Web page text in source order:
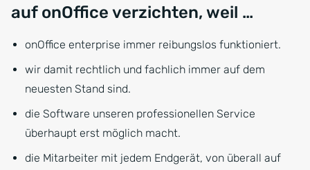
auf onOffice verzichten, weil …
onOffice enterprise immer reibungslos funktioniert.
wir damit rechtlich und fachlich immer auf dem
neuesten Stand sind.
die Software unseren professionellen Service
überhaupt erst möglich macht.
die Mitarbeiter mit jedem Endgerät, von überall auf